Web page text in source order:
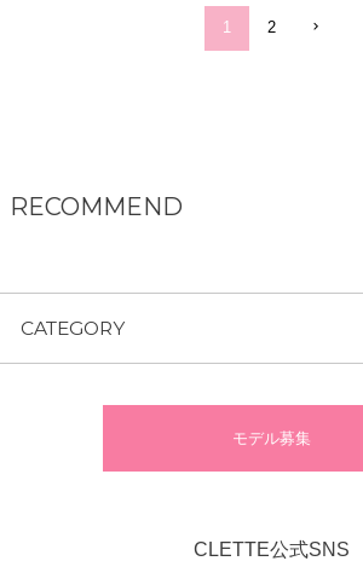
1 2
RECOMMEND
CATEGORY
モデル募集
CLETTE公式SNS